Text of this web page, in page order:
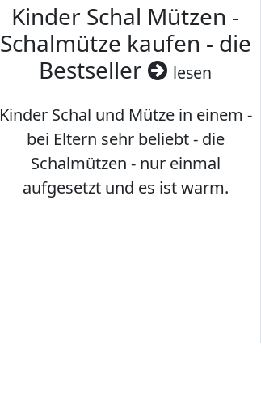
Kinder Schal Mützen -
Schalmütze kaufen - die
Bestseller
lesen
Kinder Schal und Mütze in einem -
bei Eltern sehr beliebt - die
Schalmützen - nur einmal
aufgesetzt und es ist warm.